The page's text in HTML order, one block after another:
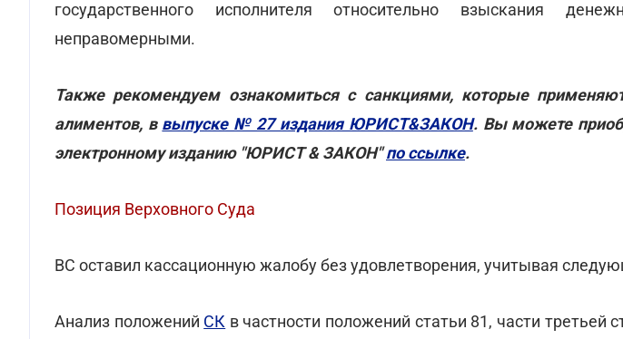
государственного исполнителя относительно взыскания
неправомерными.
Также рекомендуем ознакомиться с санкциями, которые
алиментов, в выпуске № 27 издания ЮРИСТ&ЗАКОН. Вы можете
электронному изданию "ЮРИСТ & ЗАКОН"по ссылке.
Позиция Верховного Суда
ВС оставил кассационную жалобу без удовлетворения, учитывая
Анализ положений СК в частности положений статьи 81, части третьей